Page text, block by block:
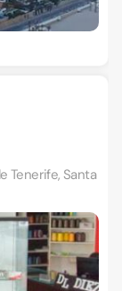
Tenerife, Santa